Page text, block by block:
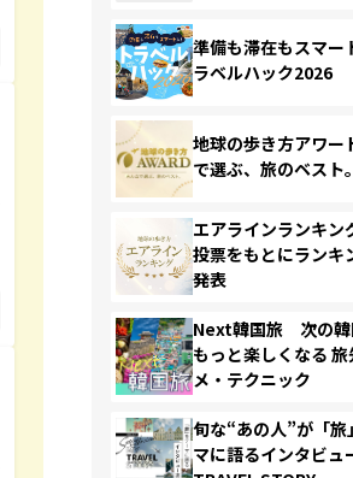
準備も滞在もスマ
ラベルハック2026
地球の歩き方アワ
で選ぶ、旅のベスト。
エアラインランキ
投票をもとにランキ
発表
Next韓国旅 次の韓
もっと楽しくなる
メ・テクニック
旬な“あの人”が「旅
マに語るインタビュ